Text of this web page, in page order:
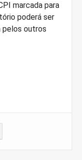
marcada para
poderá ser
pelos outros